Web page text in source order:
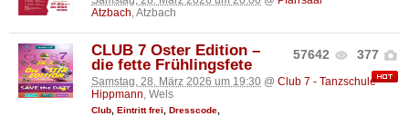
Atzbach , Atzbach
57642 377
CLUB 7 Oster Edition –
die fette Frühlingsfete
Samstag, 28. März 2026 um 19:30 @ Club 7 - Tanzschule
Hippmann, Wels
Club Eintritt frei Dresscode